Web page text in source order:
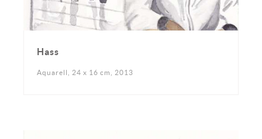
Hass
Aquarell, 24 x 16 cm, 2013